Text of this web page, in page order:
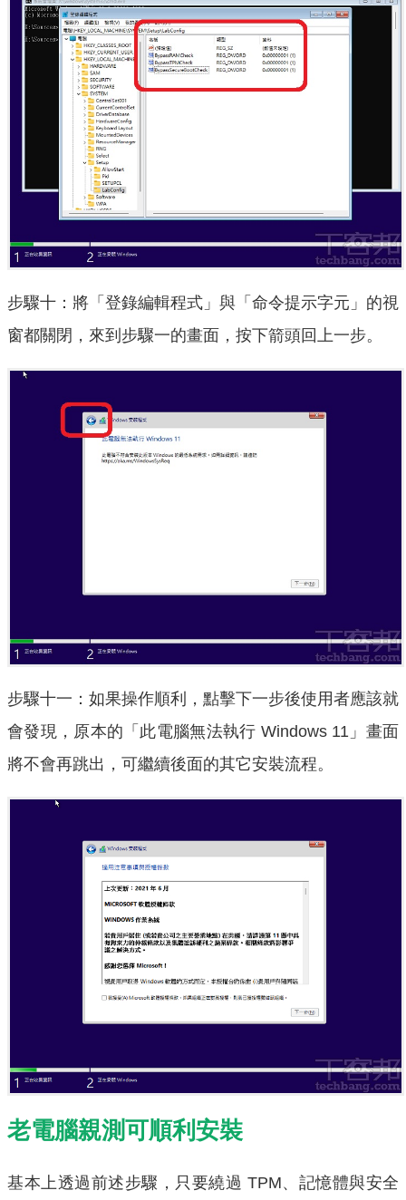
步驟十：將「登錄編輯程式」與「命令提示字元」的視
窗都關閉，來到步驟一的畫面，按下箭頭回上一步。
步驟十一：如果操作順利，點擊下一步後使用者應該就
會發現，原本的「此電腦無法執行 Windows 11」畫面
將不會再跳出，可繼續後面的其它安裝流程。
老電腦親測可順利安裝
基本上透過前述步驟，只要繞過 TPM、記憶體與安全